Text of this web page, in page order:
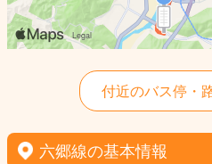
付近のバス停・
六郷線の基本情報